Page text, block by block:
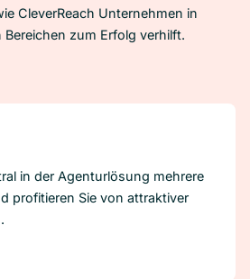
CleverReach Unternehmen in
Bereichen zum Erfolg verhilft.
in der Agenturlösung mehrere
profitieren Sie von attraktiver